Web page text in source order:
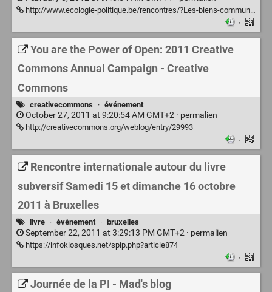
http://www.ecologie-politique.be/rencontres/?Les-biens-communs-comment-co-gerer
·
You are the Power of Open: 2011 Creative
Commons Annual Campaign - Creative
Commons
creativecommons · événement
October 27, 2011 at 9:20:54 AM GMT+2 · permalien
http://creativecommons.org/weblog/entry/29993
·
Rencontre internationale autour du livre
subversif Samedi 15 et dimanche 16 octobre
2011 à Bruxelles
livre · événement · bruxelles
September 22, 2011 at 3:29:13 PM GMT+2 · permalien
https://infokiosques.net/spip.php?article874
·
Journée de la PI - Mad's blog